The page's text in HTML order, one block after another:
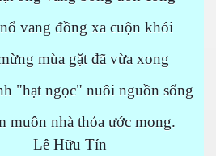
vang đồng xa cuộn khói
mùa gặt đã vừa xong
"hạt ngọc" nuôi nguồn sống
muôn nhà thỏa ước mong.
Lê Hữu Tín